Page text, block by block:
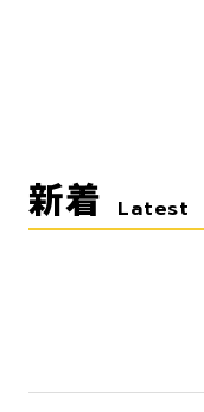
新着 Latest